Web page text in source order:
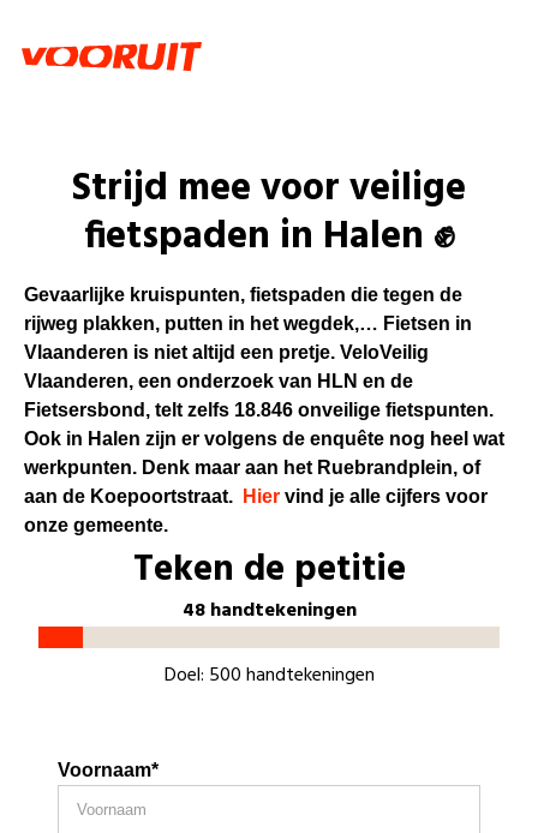
Strijd mee voor veilige
fietspaden in Halen ✊
Gevaarlijke kruispunten, fietspaden die tegen de
rijweg plakken, putten in het wegdek,… Fietsen in
Vlaanderen is niet altijd een pretje. VeloVeilig
Vlaanderen, een onderzoek van HLN en de
Fietsersbond, telt zelfs 18.846 onveilige fietspunten.
Ook in Halen zijn er volgens de enquête nog heel wat
werkpunten. Denk maar aan het Ruebrandplein, of
aan de Koepoortstraat.
Hier vind je alle cijfers voor
onze gemeente.
Teken de petitie
48 handtekeningen
Doel: 500 handtekeningen
Voornaam*